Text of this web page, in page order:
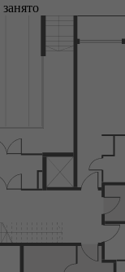
занято